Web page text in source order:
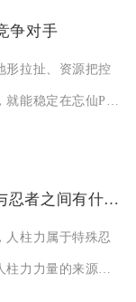
争对手
形拉扯、资源把控
能稳定在忘仙PK
之间有什么关系
人柱力属于特殊忍
力力量的来源载